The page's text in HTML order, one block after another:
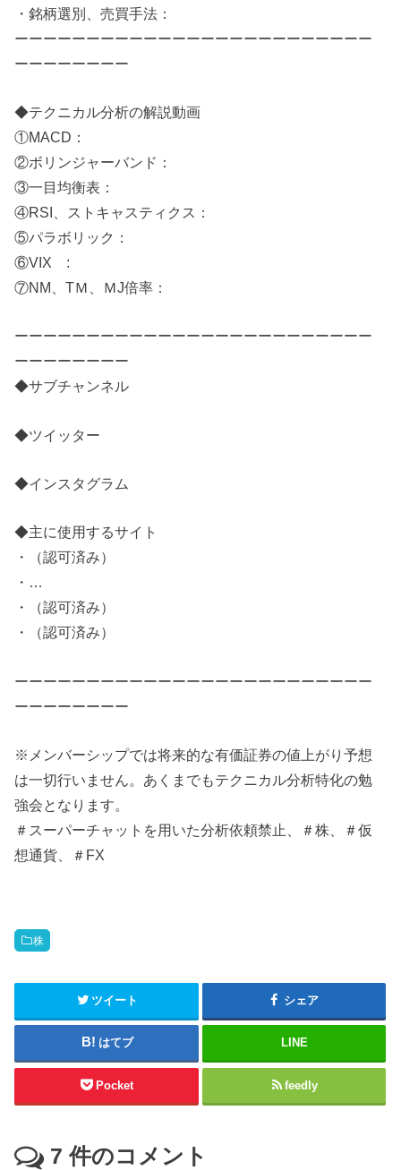
・銘柄選別、売買手法：​
ーーーーーーーーーーーーーーーーーーーーーーーーー
ーーーーーーーー
◆テクニカル分析の解説動画
①MACD：​
②ボリンジャーバンド：​
③一目均衡表：​
④RSI、ストキャスティクス：​
⑤パラボリック：​
⑥VIX :
⑦NM、TＭ、ＭJ倍率：
ーーーーーーーーーーーーーーーーーーーーーーーーー
ーーーーーーーー
◆サブチャンネル
◆ツイッター
◆インスタグラム
◆主に使用するサイト
・（認可済み）​
・…​
・（認可済み）​
・（認可済み）​
ーーーーーーーーーーーーーーーーーーーーーーーーー
ーーーーーーーー
※メンバーシップでは将来的な有価証券の値上がり予想
は一切行いません。あくまでもテクニカル分析特化の勉
強会となります。
＃スーパーチャットを用いた分析依頼禁止、＃株、＃仮
想通貨、＃FX
株
ツイート シェア
はてブ LINE
Pocket feedly
7 件のコメント